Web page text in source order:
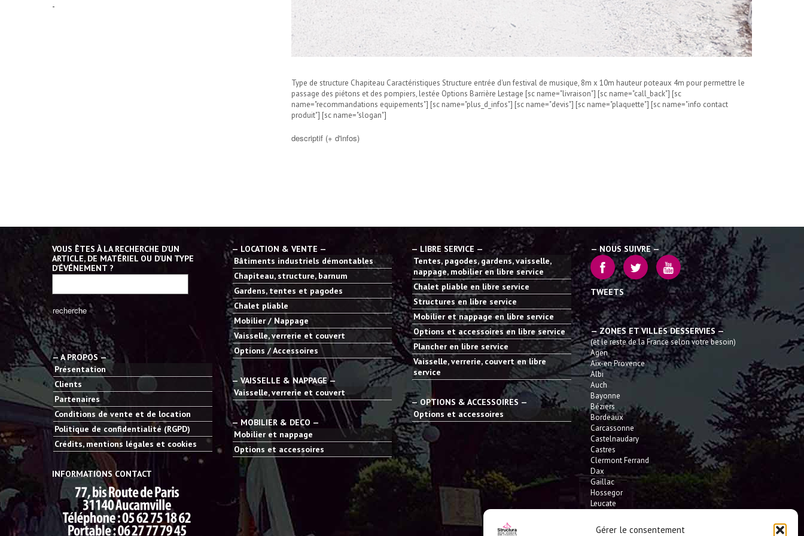
Gérer le consentement
Type de structure Chapiteau Caractéristiques Structure entrée d'un festival de musique, 8m x 10m hauteur poteaux 4m pour permettre le
passage des piétons et des pompiers, lestée Options Barrière Lestage [sc name="livraison"] [sc name="call_back"] [sc
name="recommandations equipements"] [sc name="plus_d_infos"] [sc name="devis"] [sc name="plaquette"] [sc name="info contact
produit"] [sc name="slogan"]
descriptif (+ d'infos)
-
VOUS ÊTES À LA RECHERCHE D’UN
ARTICLE, DE MATÉRIEL OU D’UN TYPE
D’ÉVÉNEMENT ?
— A PROPOS —
Présentation
Clients
Partenaires
Conditions de vente et de location
Politique de confidentialité (RGPD)
Crédits, mentions légales et cookies
INFORMATIONS CONTACT
— LOCATION & VENTE —
Bâtiments industriels démontables
Chapiteau, structure, barnum
Gardens, tentes et pagodes
Chalet pliable
Mobilier / Nappage
Vaisselle, verrerie et couvert
Options / Accessoires
— VAISSELLE & NAPPAGE —
Vaisselle, verrerie et couvert
— MOBILIER & DECO —
Mobilier et nappage
Options et accessoires
— LIBRE SERVICE —
Tentes, pagodes, gardens, vaisselle,
nappage, mobilier en libre service
Chalet pliable en libre service
Structures en libre service
Mobilier et nappage en libre service
Options et accessoires en libre service
Plancher en libre service
Vaisselle, verrerie, couvert en libre
service
— OPTIONS & ACCESSOIRES —
Options et accessoires
— NOUS SUIVRE —
TWEETS
— ZONES ET VILLES DESSERVIES —
(et le reste de la France selon votre besoin)
Agen
Aix-en Provence
Albi
Auch
Bayonne
Béziers
Bordeaux
Carcassonne
Castelnaudary
Castres
Clermont Ferrand
Dax
Gaillac
Hossegor
Leucate
L'Isle Jourdain